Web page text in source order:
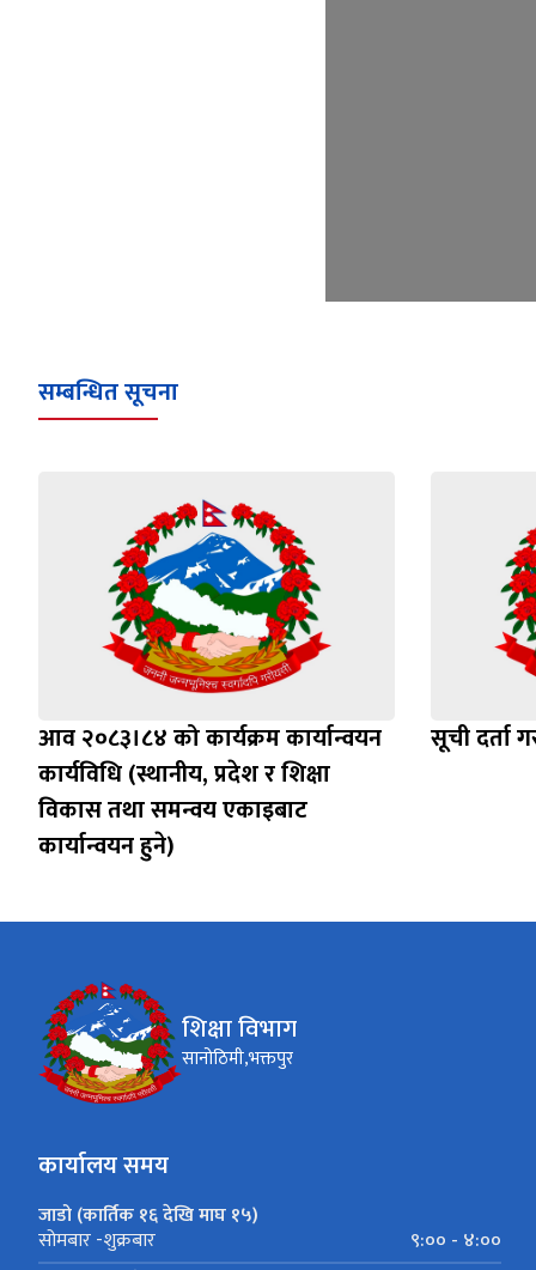
सम्बन्धित सूचना
आव २०८३।८४ को कार्यक्रम कार्यान्वयन
कार्यविधि (स्थानीय, प्रदेश र शिक्षा
विकास तथा समन्वय एकाइबाट
कार्यान्वयन हुने)
सूची दर्ता
शिक्षा विभाग
सानोठिमी,भक्तपुर
कार्यालय समय
जाडो (कार्तिक १६ देखि माघ १५)
सोमबार -शुक्रबार
९:०० - ४:००